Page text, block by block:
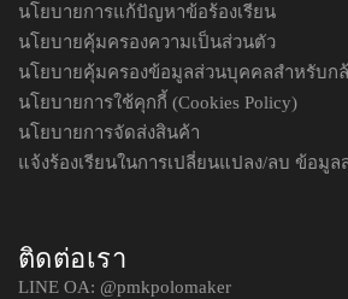
นโยบายการแก้ปัญหาข้อร้องเรียน
นโยบายคุ้มครองความเป็นส่วนตัว
นโยบายคุ้มครองข้อมูลส่วนบุคคลสำหรับก
นโยบายการใช้คุกกี้ (Cookies Policy)
นโยบายการจัดส่งสินค้า
แจ้งร้องเรียนในการเปลี่ยนแปลง/ลบ ข้อมู
ติดต่อเรา
LINE OA: @pmkpolomaker